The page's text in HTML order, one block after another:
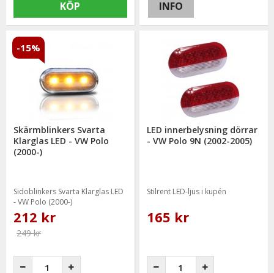
KÖP INFO
Skärmblinkers Svarta
Klarglas LED - VW Polo
(2000-)
Sidoblinkers Svarta Klarglas LED
- VW Polo (2000-)
212 kr
249 kr
-15%
LED innerbelysning dörrar
- VW Polo 9N (2002-2005)
Stilrent LED-ljus i kupén
165 kr